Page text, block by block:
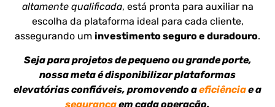
altamente qualificada, está pronta para auxiliar na
escolha da plataforma ideal para cada cliente,
assegurando um investimento seguro e duradouro.
Seja para projetos de pequeno ou grande porte,
nossa meta é disponibilizar plataformas
elevatórias confiáveis, promovendo aeficiênciae a
segurançaem cada operação.